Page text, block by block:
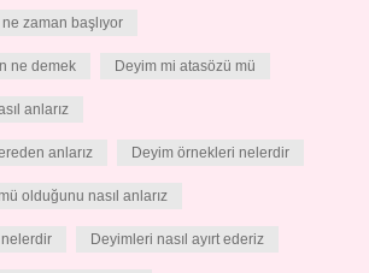
zaman başlıyor
ne demek Deyim mi atasözü mü
anlarız
anlarız Deyim örnekleri nelerdir
olduğunu nasıl anlarız
Deyimleri nasıl ayırt ederiz